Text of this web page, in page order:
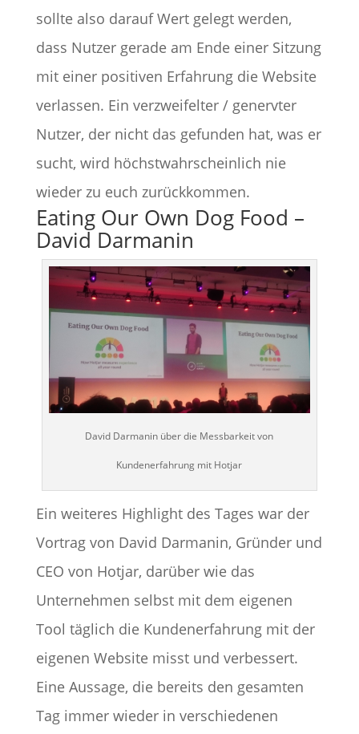
sollte also darauf Wert gelegt werden,
dass Nutzer gerade am Ende einer Sitzung
mit einer positiven Erfahrung die Website
verlassen. Ein verzweifelter / genervter
Nutzer, der nicht das gefunden hat, was er
sucht, wird höchstwahrscheinlich nie
wieder zu euch zurückkommen.
Eating Our Own Dog Food –
David Darmanin
David Darmanin über die Messbarkeit von
Kundenerfahrung mit Hotjar
Ein weiteres Highlight des Tages war der
Vortrag von David Darmanin, Gründer und
CEO von Hotjar, darüber wie das
Unternehmen selbst mit dem eigenen
Tool täglich die Kundenerfahrung mit der
eigenen Website misst und verbessert.
Eine Aussage, die bereits den gesamten
Tag immer wieder in verschiedenen